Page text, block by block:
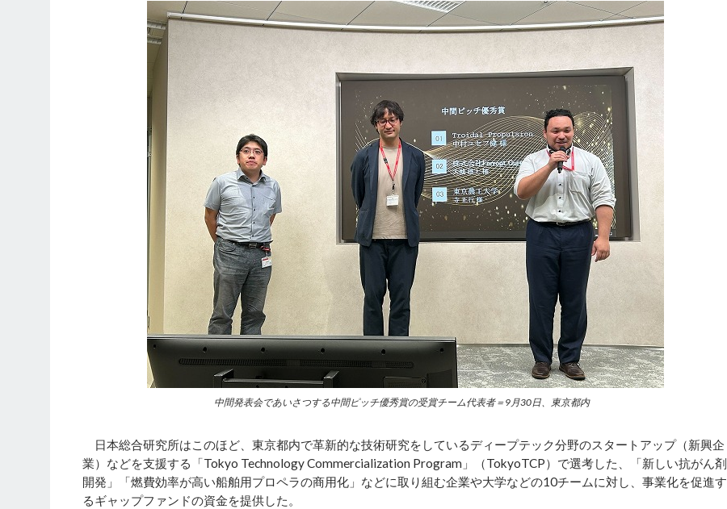
中間発表会であいさつする中間ピッチ優秀賞の受賞チーム代表者＝9月30日、東京都内
日本総合研究所はこのほど、東京都内で革新的な技術研究をしているディープテック分野のスタートアップ（新興企
業）などを支援する「Tokyo Technology Commercialization Program」（TokyoTCP）で選考した、「新しい抗がん剤
開発」「燃費効率が高い船舶用プロペラの商用化」などに取り組む企業や大学などの10チームに対し、事業化を促進す
るギャップファンドの資金を提供した。